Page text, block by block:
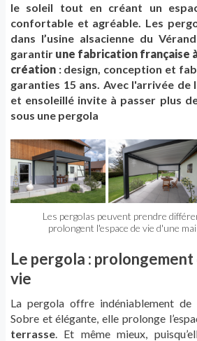
le soleil tout en créant un
confortable et agréable. Les
dans l’usine alsacienne du
garantir une fabrication française
création : design, conception et
garanties 15 ans. Avec l'arrivée de
et ensoleillé invite à passer plus
sous une pergola
Les pergolas peuvent prendre
prolongent l'espace de vie d'une
Le pergola : prolongement
vie
La pergola offre indéniablement de
Sobre et élégante, elle prolonge
terrasse . Et même mieux,